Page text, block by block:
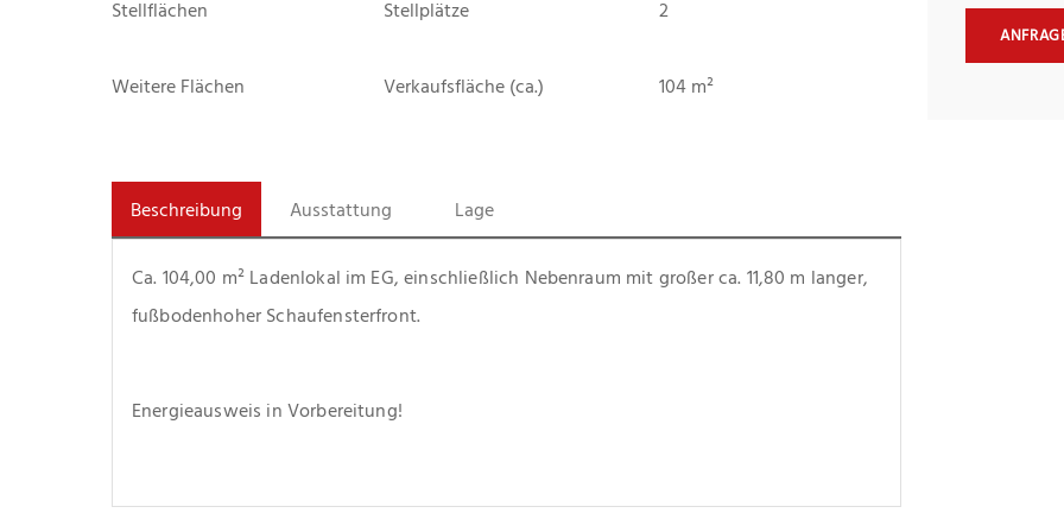
Stellflächen Stellplätze 2
Weitere Flächen Verkaufsfläche (ca.) 104 m²
Beschreibung Ausstattung Lage
Ca. 104,00 m² Ladenlokal im EG, einschließlich Nebenraum mit großer ca. 11,80 m langer,
fußbodenhoher Schaufensterfront.
Energieausweis in Vorbereitung!